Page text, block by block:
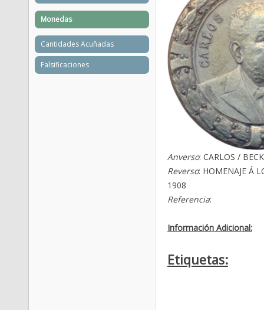
Anverso: CARLOS /
Reverso: HOMENAJE Á
1908
Referencia:
Información Adicional:
Etiquetas:
Monedas
Cantidades Acuñadas
Falsificaciones